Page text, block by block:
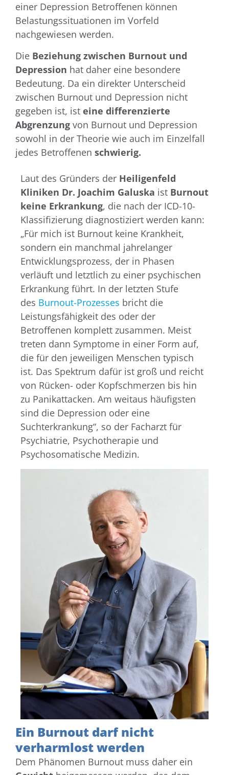
einer Depression Betroffenen können
Belastungssituationen im Vorfeld
nachgewiesen werden.
Die Beziehung zwischen Burnout und
Depression hat daher eine besondere
Bedeutung. Da ein direkter Unterscheid
zwischen Burnout und Depression nicht
gegeben ist, ist eine differenzierte
Abgrenzung von Burnout und Depression
sowohl in der Theorie wie auch im Einzelfall
jedes Betroffenen schwierig.
Laut des Gründers der Heiligenfeld
Kliniken Dr. Joachim Galuska ist Burnout
keine Erkrankung, die nach der ICD-10-
Klassifizierung diagnostiziert werden kann:
„Für mich ist Burnout keine Krankheit,
sondern ein manchmal jahrelanger
Entwicklungsprozess, der in Phasen
verläuft und letztlich zu einer psychischen
Erkrankung führt. In der letzten Stufe
des Burnout-Prozesses bricht die
Leistungsfähigkeit des oder der
Betroffenen komplett zusammen. Meist
treten dann Symptome in einer Form auf,
die für den jeweiligen Menschen typisch
ist. Das Spektrum dafür ist groß und reicht
von Rücken- oder Kopfschmerzen bis hin
zu Panikattacken. Am weitaus häufigsten
sind die Depression oder eine
Suchterkrankung“, so der Facharzt für
Psychiatrie, Psychotherapie und
Psychosomatische Medizin.
Ein Burnout darf nicht
verharmlost werden
Dem Phänomen Burnout muss daher ein